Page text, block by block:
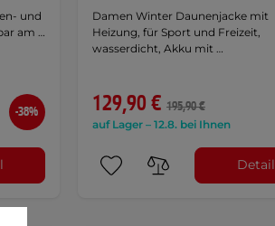
und
am …
-38%
Damen Winter Daunenjacke mit
Heizung, für Sport und Freizeit,
wasserdicht, Akku mit …
129,90 € 195,90 €
auf Lager – 12.8. bei Ihnen
Detail